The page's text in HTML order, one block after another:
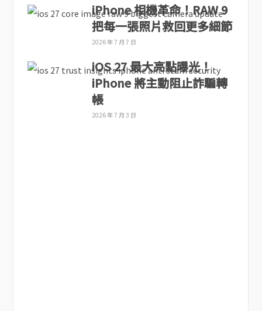
iPhone 相機革命！RAW 9
把每一張照片救回更多細節
2026 年 7 月 7 日
iOS 27 最大亮點曝光！
iPhone 將主動阻止詐騙轉
帳
2026 年 7 月 3 日